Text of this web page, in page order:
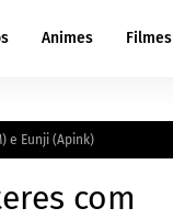
Animes Filmes
e Eunji (Apink)
com